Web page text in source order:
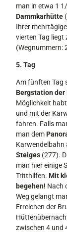
man in etwa 1
Dammkar­hütte
Ihrer
vierten Tag liegt
(Wegnummern:
5. Tag
Am fünften Tag
Bergstation der
Möglichkeit
und mit der
fahren. Falls
man dem
Karwendelbahn
Steiges (277).
man hier einige
Tritthilfen. Mit
begehen! Nach
Weg gelangt
Erreichen der
zwischen 4 und